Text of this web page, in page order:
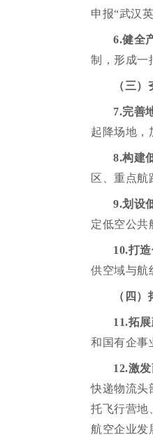
申报“武汉
6.健全
制，形成一
（三
7.完善
起降场地，
8.构建
区、重点航
9.划设
定低空公共
10.打
供空域与航
（四
11.拓
和国有企事
12.激
快递物流头
托飞行营地
航空企业发